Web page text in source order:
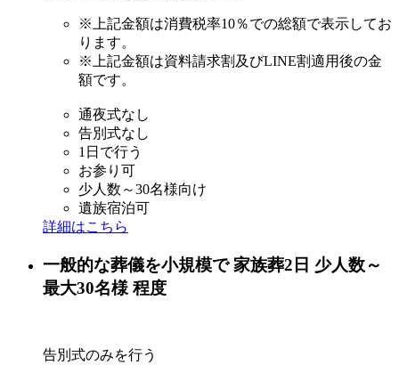
※ 上記金額は消費税率10％での総額で表示してお
ります。
※ 上記金額は資料請求割及びLINE割適用後の金
額です。
通夜式なし
告別式なし
1日で行う
お参り可
少人数～30名様向け
遺族宿泊可
詳細はこちら
一般的な葬儀を小規模で家族葬2日 少人数～
最大30名様 程度
告別式のみを行う